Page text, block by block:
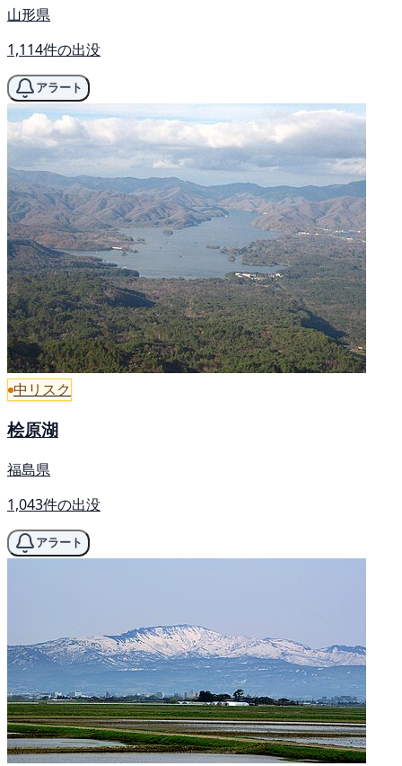
山形県
1,114件の出没
アラート
中リスク
桧原湖
福島県
1,043件の出没
アラート